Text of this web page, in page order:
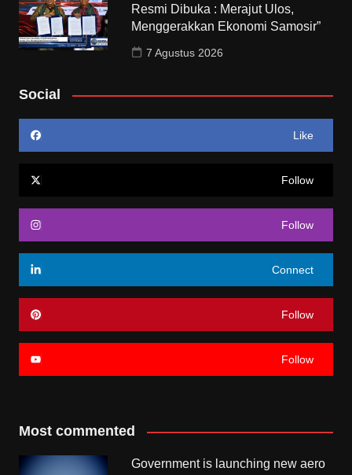
Resmi Dibuka : Merajut Ulos,
Menggerakkan Ekonomi Samosir”
7 Agustus 2026
Social
Like
Follow
Follow
Connect
Follow
Follow
Most commented
Government is launching new aero